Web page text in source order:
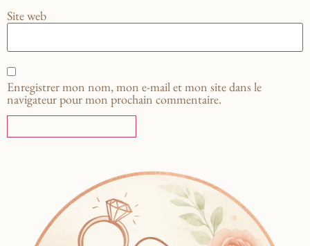
Site web
Enregistrer mon nom, mon e-mail et mon site dans le
navigateur pour mon prochain commentaire.